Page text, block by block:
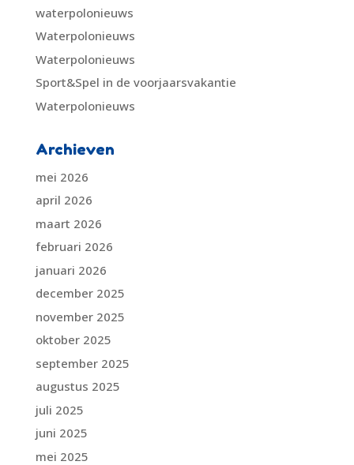
waterpolonieuws
Waterpolonieuws
Waterpolonieuws
Sport&Spel in de voorjaarsvakantie
Waterpolonieuws
Archieven
mei 2026
april 2026
maart 2026
februari 2026
januari 2026
december 2025
november 2025
oktober 2025
september 2025
augustus 2025
juli 2025
juni 2025
mei 2025